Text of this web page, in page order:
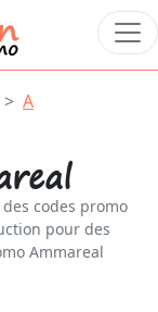
A
codes promo
pour des
Ammareal